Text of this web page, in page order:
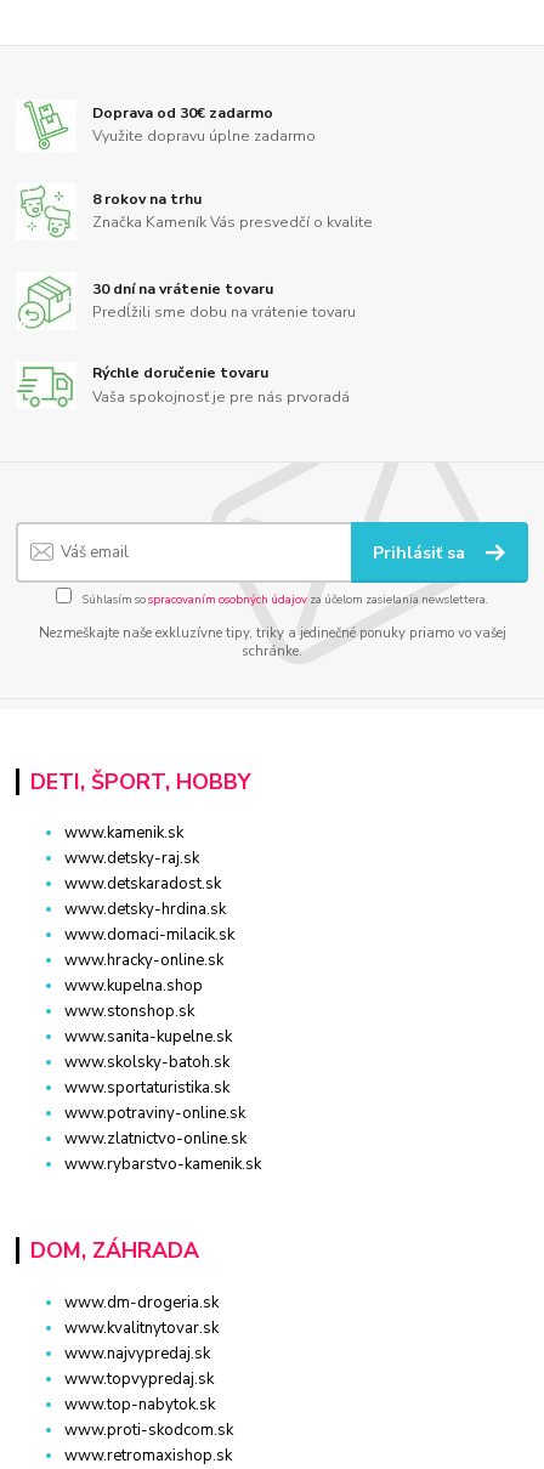
Doprava od 30€ zadarmo
Využite dopravu úplne zadarmo
8 rokov na trhu
Značka Kameník Vás presvedčí o kvalite
30 dní na vrátenie tovaru
Predĺžili sme dobu na vrátenie tovaru
Rýchle doručenie tovaru
Vaša spokojnosť je pre nás prvoradá
Prihlásiť sa
Súhlasím sospracovaním osobných údajov za účelom zasielania newslettera.
Nezmeškajte naše exkluzívne tipy, triky a jedinečné ponuky priamo vo vašej
schránke.
DETI, ŠPORT, HOBBY
www.kamenik.sk
www.detsky-raj.sk
www.detskaradost.sk
www.detsky-hrdina.sk
www.domaci-milacik.sk
www.hracky-online.sk
www.kupelna.shop
www.stonshop.sk
www.sanita-kupelne.sk
www.skolsky-batoh.sk
www.sportaturistika.sk
www.potraviny-online.sk
www.zlatnictvo-online.sk
www.rybarstvo-kamenik.sk
DOM, ZÁHRADA
www.dm-drogeria.sk
www.kvalitnytovar.sk
www.najvypredaj.sk
www.topvypredaj.sk
www.top-nabytok.sk
www.proti-skodcom.sk
www.retromaxishop.sk